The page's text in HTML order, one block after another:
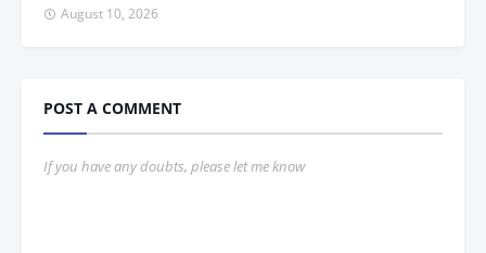
August 10, 2026
POST A COMMENT
If you have any doubts, please let me know